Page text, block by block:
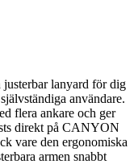
lanyard för dig
användare.
flera ankare och ger
direkt på CANYON
vare den ergonomiska
armen snabbt